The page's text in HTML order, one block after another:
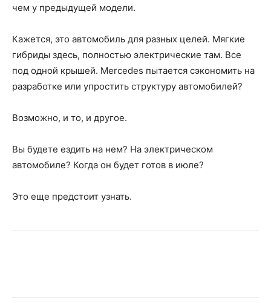
чем у предыдущей модели.
Кажется, это автомобиль для разных целей. Мягкие
гибриды здесь, полностью электрические там. Все
под одной крышей. Mercedes пытается сэкономить на
разработке или упростить структуру автомобилей?
Возможно, и то, и другое.
Вы будете ездить на нем? На электрическом
автомобиле? Когда он будет готов в июле?
Это еще предстоит узнать.